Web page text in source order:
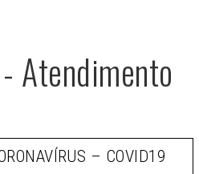
Atendimento
– COVID19